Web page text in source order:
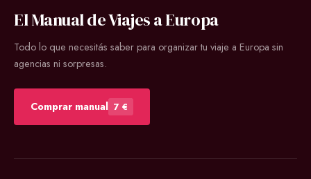
El Manual de Viajes a Europa
Todo lo que necesitás saber para organizar tu viaje a Europa sin
agencias ni sorpresas.
Comprar manual 7 €